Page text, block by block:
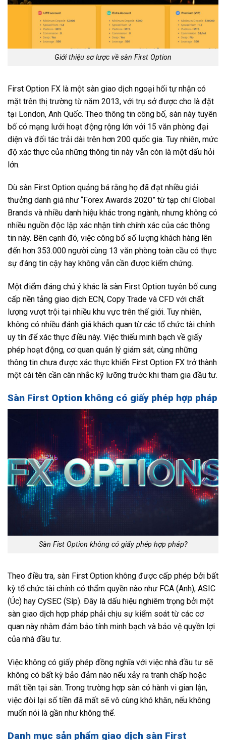
Giới thiệu sơ lược về sàn First Option
First Option FX là một sàn giao dịch ngoại hối tự nhận có
mặt trên thị trường từ năm 2013, với trụ sở được cho là đặt
tại London, Anh Quốc. Theo thông tin công bố, sàn này tuyên
bố có mạng lưới hoạt động rộng lớn với 15 văn phòng đại
diện và đối tác trải dài trên hơn 200 quốc gia. Tuy nhiên, mức
độ xác thực của những thông tin này vẫn còn là một dấu hỏi
lớn.
Dù sàn First Option quảng bá rằng họ đã đạt nhiều giải
thưởng danh giá như “Forex Awards 2020” từ tạp chí Global
Brands và nhiều danh hiệu khác trong ngành, nhưng không có
nhiều nguồn độc lập xác nhận tính chính xác của các thông
tin này. Bên cạnh đó, việc công bố số lượng khách hàng lên
đến hơn 353.000 người cùng 13 văn phòng toàn cầu có thực
sự đáng tin cậy hay không vẫn cần được kiểm chứng.
Một điểm đáng chú ý khác là sàn First Option tuyên bố cung
cấp nền tảng giao dịch ECN, Copy Trade và CFD với chất
lượng vượt trội tại nhiều khu vực trên thế giới. Tuy nhiên,
không có nhiều đánh giá khách quan từ các tổ chức tài chính
uy tín để xác thực điều này. Việc thiếu minh bạch về giấy
phép hoạt động, cơ quan quản lý giám sát, cùng những
thông tin chưa được xác thực khiến First Option FX trở thành
một cái tên cần cân nhắc kỹ lưỡng trước khi tham gia đầu tư.
Sàn First Option không có giấy phép hợp pháp
Sàn Fist Option không có giấy phép hợp pháp?
Theo điều tra, sàn First Option không được cấp phép bởi bất
kỳ tổ chức tài chính có thẩm quyền nào như FCA (Anh), ASIC
(Úc) hay CySEC (Síp). Đây là dấu hiệu nghiêm trọng bởi một
sàn giao dịch hợp pháp phải chịu sự kiểm soát từ các cơ
quan này nhằm đảm bảo tính minh bạch và bảo vệ quyền lợi
của nhà đầu tư.
Việc không có giấy phép đồng nghĩa với việc nhà đầu tư sẽ
không có bất kỳ bảo đảm nào nếu xảy ra tranh chấp hoặc
mất tiền tại sàn. Trong trường hợp sàn có hành vi gian lận,
việc đòi lại số tiền đã mất sẽ vô cùng khó khăn, nếu không
muốn nói là gần như không thể.
Danh mục sản phẩm giao dịch sàn First